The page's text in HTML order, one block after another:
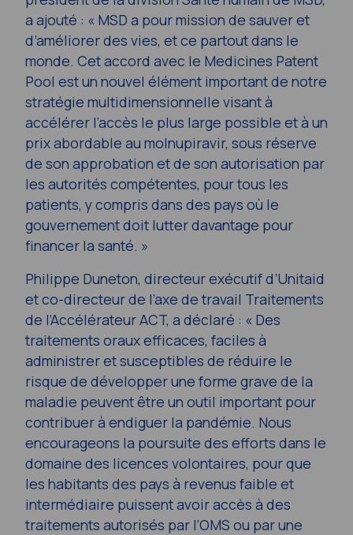
a ajouté : « MSD a pour mission de sauver et
d’améliorer des vies, et ce partout dans le
monde. Cet accord avec le Medicines Patent
Pool est un nouvel élément important de notre
stratégie multidimensionnelle visant à
accélérer l’accès le plus large possible et à un
prix abordable au molnupiravir, sous réserve
de son approbation et de son autorisation par
les autorités compétentes, pour tous les
patients, y compris dans des pays où le
gouvernement doit lutter davantage pour
financer la santé. »
Philippe Duneton, directeur exécutif d’Unitaid
et co-directeur de l’axe de travail Traitements
de l’Accélérateur ACT, a déclaré : « Des
traitements oraux efficaces, faciles à
administrer et susceptibles de réduire le
risque de développer une forme grave de la
maladie peuvent être un outil important pour
contribuer à endiguer la pandémie. Nous
encourageons la poursuite des efforts dans le
domaine des licences volontaires, pour que
les habitants des pays à revenus faible et
intermédiaire puissent avoir accès à des
traitements autorisés par l’OMS ou par une